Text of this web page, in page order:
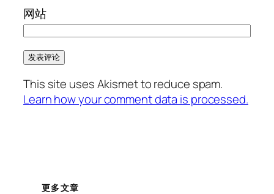
网站
This site uses Akismet to reduce spam.
Learn how your comment data is processed.
更多文章